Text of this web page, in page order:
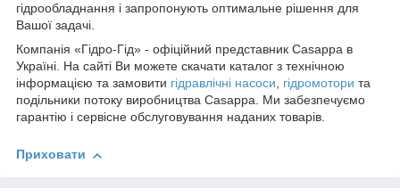
гідрообладнання і запропонують оптимальне рішення для
Вашої задачі.
Компанія «Гідро-Гід» - офіційний представник Casappa в
Україні. На сайті Ви можете скачати каталог з технічною
інформацією та замовити гідравлічні насоси, гідромотори та
подільники потоку виробництва Casappa. Ми забезпечуємо
гарантію і сервісне обслуговування наданих товарів.
Приховати